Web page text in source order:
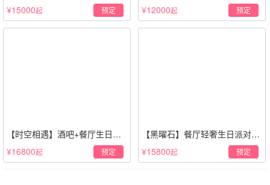
·经典白色系
¥15000起 预定
场景·轻奢白色系
¥12000起 预定
【时空相遇】酒吧+餐厅生日惊
喜策划·高级感蓝色系
¥16800起 预定
【黑曜石】餐厅轻奢生日派对策
划·黑金风格
¥15800起 预定